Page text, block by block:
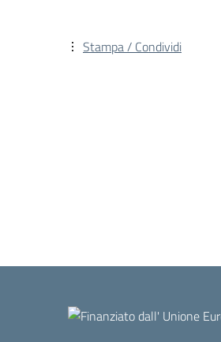
Stampa / Condividi